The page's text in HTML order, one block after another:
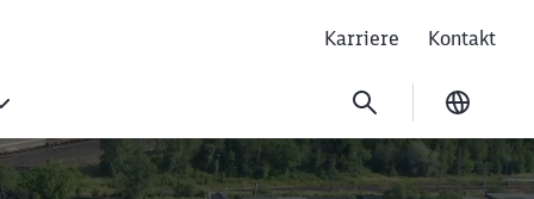
Karriere Kontakt